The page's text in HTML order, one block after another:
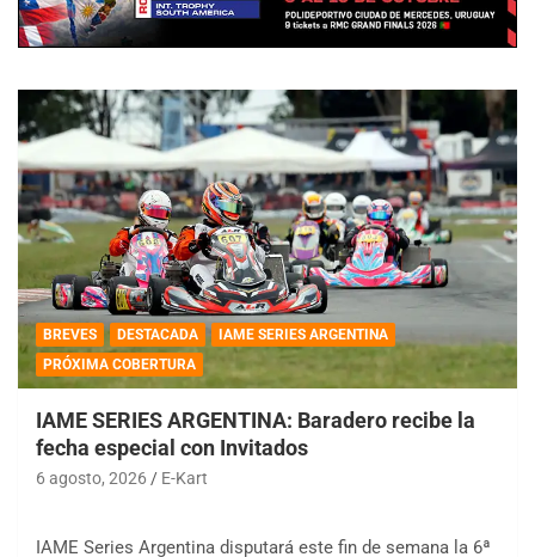
BREVES DESTACADA
IAME SERIES ARGENTINA
PRÓXIMA COBERTURA
IAME SERIES ARGENTINA: Baradero recibe la
fecha especial con Invitados
6 agosto, 2026 E-Kart
IAME Series Argentina disputará este fin de semana la 6ª